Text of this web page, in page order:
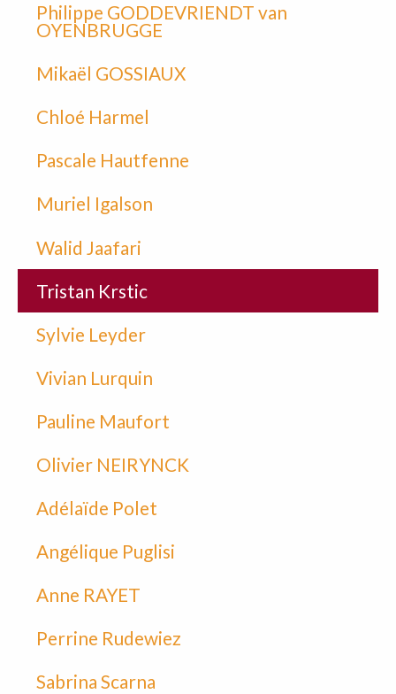
Philippe GODDEVRIENDT van
OYENBRUGGE
Mikaël GOSSIAUX
Chloé Harmel
Pascale Hautfenne
Muriel Igalson
Walid Jaafari
Tristan Krstic
Sylvie Leyder
Vivian Lurquin
Pauline Maufort
Olivier NEIRYNCK
Adélaïde Polet
Angélique Puglisi
Anne RAYET
Perrine Rudewiez
Sabrina Scarna